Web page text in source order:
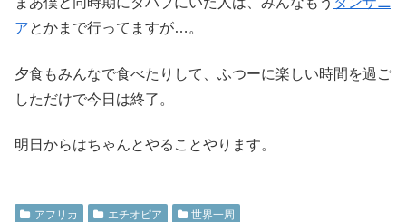
アとかまで行ってますが…。
夕食もみんなで食べたりして、ふつーに楽しい時間を過ご
しただけで今日は終了。
明日からはちゃんとやることやります。
アフリカ エチオピア 世界一周